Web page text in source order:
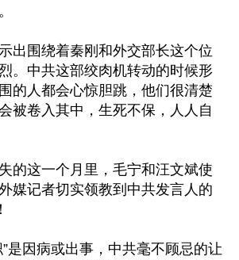
出围绕着秦刚和外交部长这个位
。中共这部绞肉机转动的时候形
的人都会心惊胆跳，他们很清楚
被卷入其中，生死不保，人人自
的这一个月里，毛宁和汪文斌使
媒记者切实领教到中共发言人的
是因病或出事，中共毫不顾忌的让